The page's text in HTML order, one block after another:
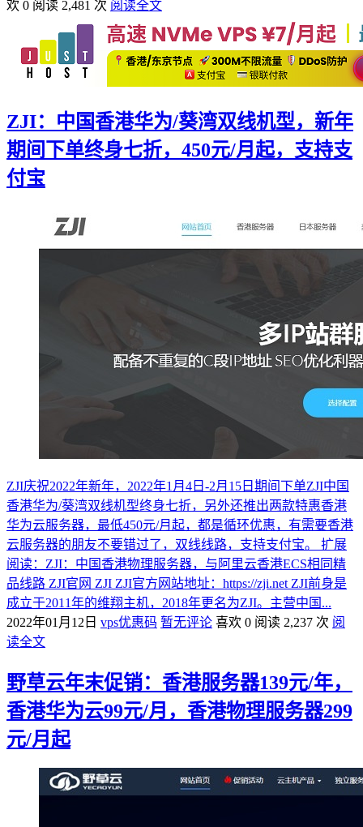
欢 0 阅读 2,481 次 阅读全文
ZJI：中国香港华为/葵湾双线机型，新年
期间下单终身七折，450元/月起，支持支
付宝
ZJI庆祝2022年新年，2022年1月4日-2月15日期间下单ZJI中国
香港华为/葵湾双线机型终身七折，另外还推出两款特惠香港
华为云服务器，最低450元/月起，都是循环优惠，有需要香港
云服务器的朋友不要错过了，双线线路，支持支付宝。 扩展
阅读：ZJI：中国香港物理服务器，与阿里云香港ECS相同精
品线路 ZJI官网 ZJI ZJI官方网站地址：https://zji.net ZJI前身是
成立于2011年的维翔主机，2018年更名为ZJI。主营中国...
2022年01月12日 vps优惠码 暂无评论 喜欢 0 阅读 2,237 次 阅
读全文
野草云年末促销：香港服务器139元/年，
香港华为云99元/月，香港物理服务器299
元/月起